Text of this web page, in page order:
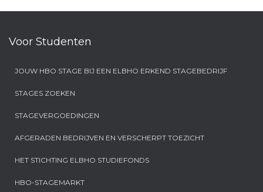
Voor Studenten
JOUW HBO STAGE BIJ EEN ELBHO ERKEND STAGEBEDRIJF
STAGES ZOEKEN
STAGEVERGOEDINGEN
AFGERADEN BEDRIJVEN EN VERSCHERPT TOEZICHT
HET STICHTING ELBHO STUDIEFONDS
HBO-STAGEMARKT